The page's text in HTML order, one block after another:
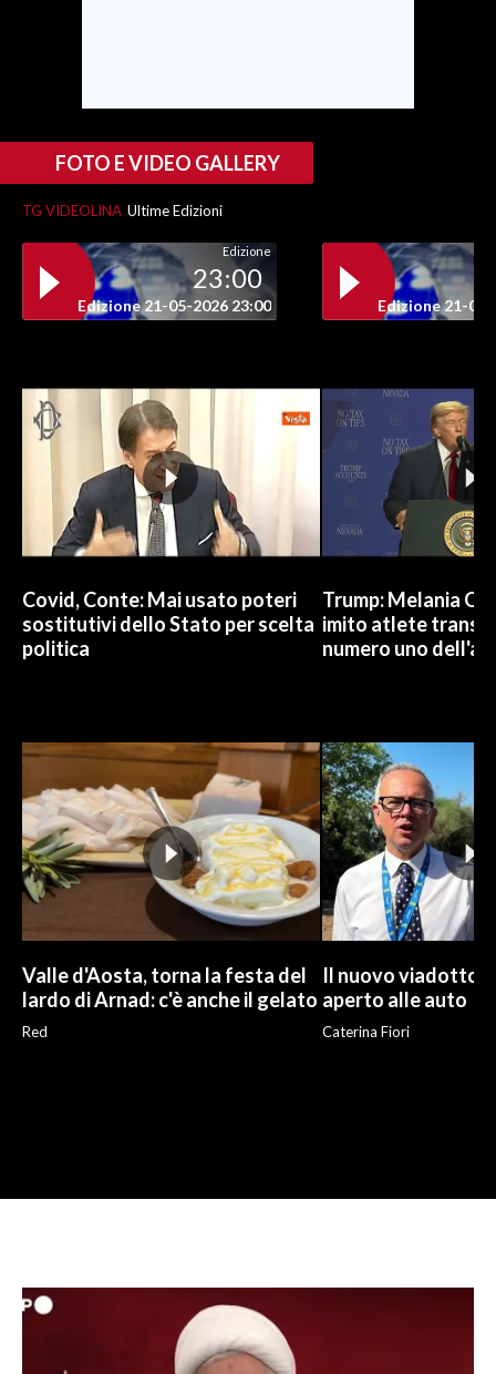
NECROLOGI
PUBBLICITÀ
SPIAGGE
FOTO E VIDEO GALLERY
TG VIDEOLINA Ultime Edizioni
Edizione
23:00
Edizione 21-05-2026 23:00 Edizione 21-05-
Covid, Conte: Mai usato poteri
sostitutivi dello Stato per scelta
politica
Trump: Melania
imito atlete trans,
numero uno
Valle d'Aosta, torna la festa del
lardo di Arnad: c'è anche il gelato
Red
Il nuovo viadotto
aperto alle auto
Caterina Fiori